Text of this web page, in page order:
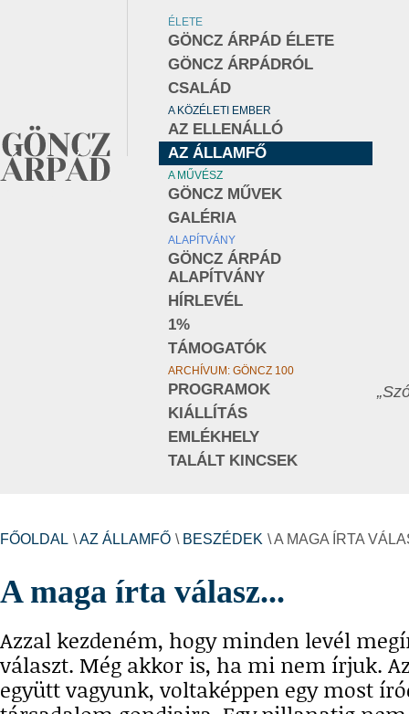
ÉLETE
GÖNCZ ÁRPÁD ÉLETE
GÖNCZ ÁRPÁDRÓL
CSALÁD
A KÖZÉLETI EMBER
AZ ELLENÁLLÓ
AZ ÁLLAMFŐ
A MŰVÉSZ
GÖNCZ MŰVEK
GALÉRIA
ALAPÍTVÁNY
GÖNCZ ÁRPÁD
ALAPÍTVÁNY
HÍRLEVÉL
1%
TÁMOGATÓK
ARCHÍVUM: GÖNCZ 100
PROGRAMOK
KIÁLLÍTÁS
EMLÉKHELY
TALÁLT KINCSEK
FŐOLDAL \AZ ÁLLAMFŐ \ BESZÉDEK \ A MAGA ÍRTA
A maga írta válasz...
Azzal kezdeném, hogy minden levél
választ. Még akkor is, ha mi nem írjuk.
együtt vagyunk, voltaképpen egy most